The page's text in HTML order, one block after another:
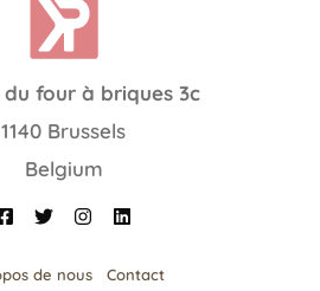
du four à briques 3c
1140 Brussels
Belgium
de nous
Contact